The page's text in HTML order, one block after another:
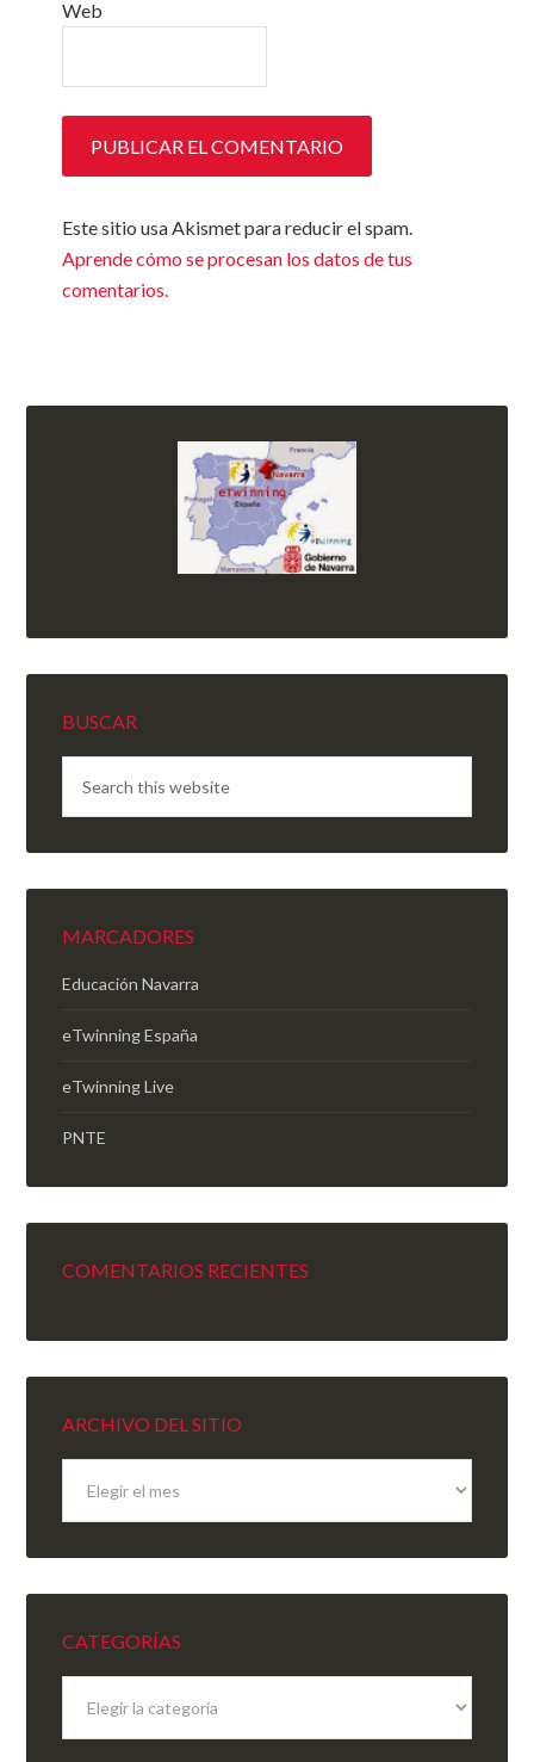
Web
Este sitio usa Akismet para reducir el spam.
Aprende cómo se procesan los datos de tus
comentarios.
BUSCAR
MARCADORES
Educación Navarra
eTwinning España
eTwinning Live
PNTE
COMENTARIOS RECIENTES
ARCHIVO DEL SITIO
sitio
CATEGORÍAS